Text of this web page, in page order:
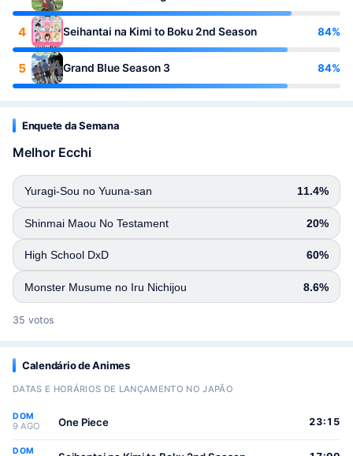
4 Seihantai na Kimi to Boku 2nd Season 84%
5 Grand Blue Season 3 84%
Enquete da Semana
Melhor Ecchi
Yuragi-Sou no Yuuna-san 11.4%
Shinmai Maou No Testament 20%
High School DxD 60%
Monster Musume no Iru Nichijou 8.6%
35 votos
Calendário de Animes
DATAS E HORÁRIOS DE LANÇAMENTO NO JAPÃO
DOM
9 AGO One Piece 23:15
DOM